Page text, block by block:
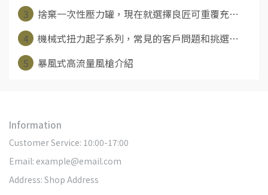
3
捨棄一次性壓力罐，現在就選擇良匠可重覆充⋯
4
機械式扭力起子系列，常見的客戶問題和挑選⋯
5
暴風式高流量風槍介紹
Information
Customer Service: 10:00-17:00
Email: example@email.com
Address: Shop Address